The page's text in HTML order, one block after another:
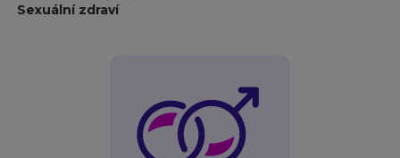
Sexuální zdraví